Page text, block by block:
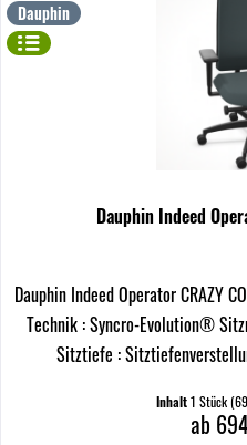
Dauphin
Dauphin Indeed
Dauphin Indeed Operator CRAZY
Technik : Syncro-Evolution®
Sitztiefe :
Inhalt1 Stück
ab